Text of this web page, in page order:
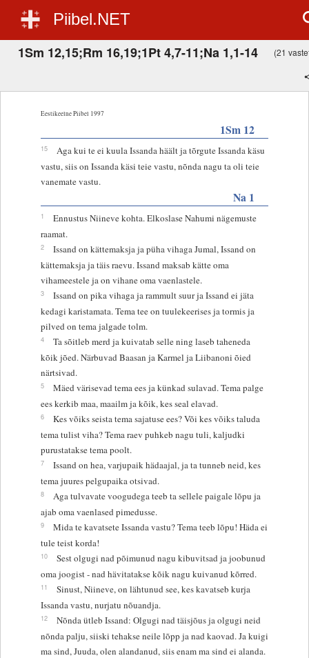
Piibel.NET
1Sm 12,15;Rm 16,19;1Pt 4,7-11;Na 1,1-14 (21
Eestikeelne Piibel 1997
1Sm 12
15
Aga kui te ei kuula Issanda häält ja tõrgute Issanda käsu
vastu, siis on Issanda käsi teie vastu, nõnda nagu ta oli teie
vanemate vastu.
Na 1
1
Ennustus Niineve kohta. Elkoslase Nahumi nägemuste
raamat.
2
Issand on kättemaksja ja püha vihaga Jumal, Issand on
kättemaksja ja täis raevu. Issand maksab kätte oma
vihameestele ja on vihane oma vaenlastele.
3
Issand on pika vihaga ja rammult suur ja Issand ei jäta
kedagi karistamata. Tema tee on tuulekeerises ja tormis ja
pilved on tema jalgade tolm.
4
Ta sõitleb merd ja kuivatab selle ning laseb taheneda
kõik jõed. Närbuvad Baasan ja Karmel ja Liibanoni õied
närtsivad.
5
Mäed värisevad tema ees ja künkad sulavad. Tema palge
ees kerkib maa, maailm ja kõik, kes seal elavad.
6
Kes võiks seista tema sajatuse ees? Või kes võiks taluda
tema tulist viha? Tema raev puhkeb nagu tuli, kaljudki
purustatakse tema poolt.
7
Issand on hea, varjupaik hädaajal, ja ta tunneb neid, kes
tema juures pelgupaika otsivad.
8
Aga tulvavate voogudega teeb ta sellele paigale lõpu ja
ajab oma vaenlased pimedusse.
9
Mida te kavatsete Issanda vastu? Tema teeb lõpu! Häda ei
tule teist korda!
10
Sest olgugi nad põimunud nagu kibuvitsad ja joobunud
oma joogist - nad hävitatakse kõik nagu kuivanud kõrred.
11
Sinust, Niineve, on lähtunud see, kes kavatseb kurja
Issanda vastu, nurjatu nõuandja.
12
Nõnda ütleb Issand: Olgugi nad täisjõus ja olgugi neid
nõnda palju, siiski tehakse neile lõpp ja nad kaovad. Ja kuigi
ma sind, Juuda, olen alandanud, siis enam ma sind ei alanda.